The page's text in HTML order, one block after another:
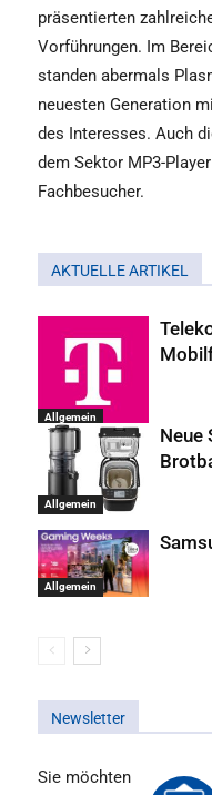
präsentierten
Vorführungen. Im
standen abermals
neuesten Generation
des Interesses. Auch
dem Sektor MP3-
Fachbesucher.
AKTUELLE ARTIKEL
Allgemein
Allgemein
Neue
Allgemein
Newsletter
Sie möchten